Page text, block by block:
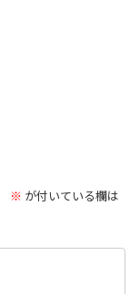
※ が付いている欄は